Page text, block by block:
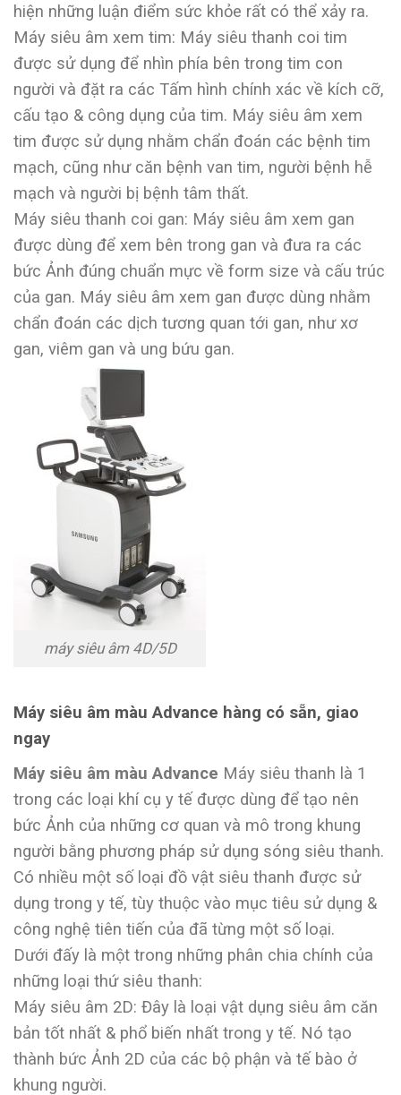
hiện những luận điểm sức khỏe rất có thể xảy ra.
Máy siêu âm xem tim: Máy siêu thanh coi tim
được sử dụng để nhìn phía bên trong tim con
người và đặt ra các Tấm hình chính xác về kích cỡ,
cấu tạo & công dụng của tim. Máy siêu âm xem
tim được sử dụng nhằm chẩn đoán các bệnh tim
mạch, cũng như căn bệnh van tim, người bệnh hễ
mạch và người bị bệnh tâm thất.
Máy siêu thanh coi gan: Máy siêu âm xem gan
được dùng để xem bên trong gan và đưa ra các
bức Ảnh đúng chuẩn mực về form size và cấu trúc
của gan. Máy siêu âm xem gan được dùng nhằm
chẩn đoán các dịch tương quan tới gan, như xơ
gan, viêm gan và ung bứu gan.
máy siêu âm 4D/5D
Máy siêu âm màu Advance hàng có sẵn, giao
ngay
Máy siêu âm màu Advance Máy siêu thanh là 1
trong các loại khí cụ y tế được dùng để tạo nên
bức Ảnh của những cơ quan và mô trong khung
người bằng phương pháp sử dụng sóng siêu thanh.
Có nhiều một số loại đồ vật siêu thanh được sử
dụng trong y tế, tùy thuộc vào mục tiêu sử dụng &
công nghệ tiên tiến của đã từng một số loại.
Dưới đấy là một trong những phân chia chính của
những loại thứ siêu thanh:
Máy siêu âm 2D: Đây là loại vật dụng siêu âm căn
bản tốt nhất & phổ biến nhất trong y tế. Nó tạo
thành bức Ảnh 2D của các bộ phận và tế bào ở
khung người.